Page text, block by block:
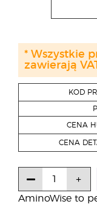
AminoWise to
KOD
CENA
CENA
* Wszystkie
zawierają